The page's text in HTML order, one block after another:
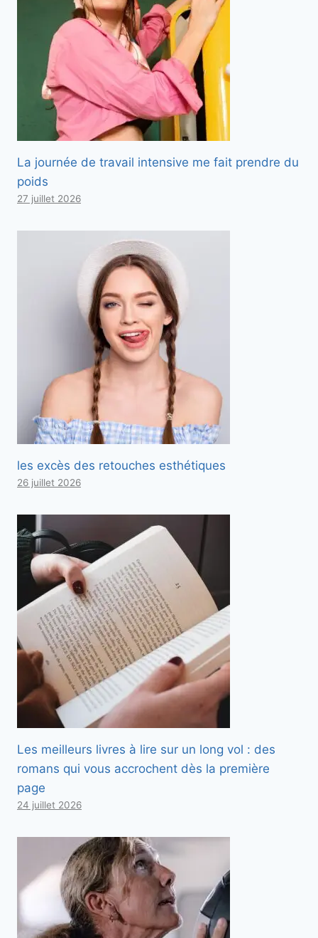
La journée de travail intensive me fait prendre du
poids
27 juillet 2026
les excès des retouches esthétiques
26 juillet 2026
Les meilleurs livres à lire sur un long vol : des
romans qui vous accrochent dès la première
page
24 juillet 2026